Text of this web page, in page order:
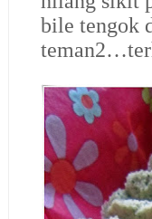
bile tengok